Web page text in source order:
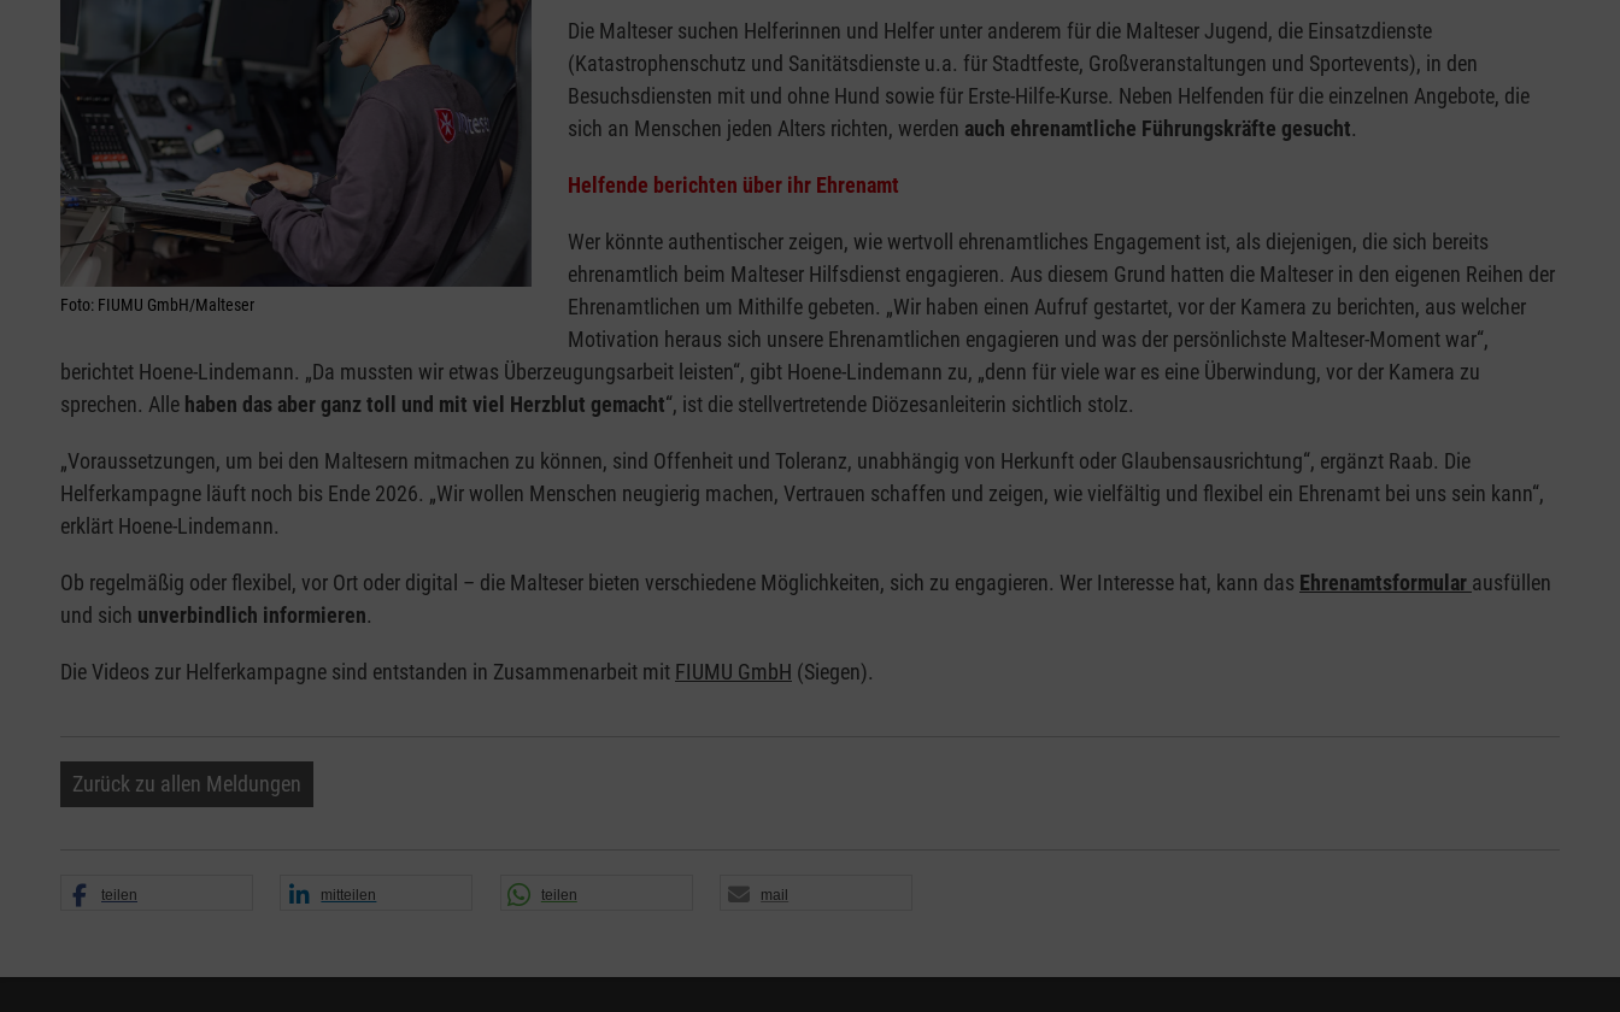
Foto: FIUMU GmbH/Malteser
Die Malteser suchen Helferinnen und Helfer unter anderem für die Malteser Jugend, die Einsatzdienste
(Katastrophenschutz und Sanitätsdienste u.a. für Stadtfeste, Großveranstaltungen und Sportevents), in den
Besuchsdiensten mit und ohne Hund sowie für Erste-Hilfe-Kurse. Neben Helfenden für die einzelnen Angebote, die
sich an Menschen jeden Alters richten, werden auch ehrenamtliche Führungskräfte gesucht.
Helfende berichten über ihr Ehrenamt
Wer könnte authentischer zeigen, wie wertvoll ehrenamtliches Engagement ist, als diejenigen, die sich bereits
ehrenamtlich beim Malteser Hilfsdienst engagieren. Aus diesem Grund hatten die Malteser in den eigenen Reihen der
Ehrenamtlichen um Mithilfe gebeten. „Wir haben einen Aufruf gestartet, vor der Kamera zu berichten, aus welcher
Motivation heraus sich unsere Ehrenamtlichen engagieren und was der persönlichste Malteser-Moment war“,
berichtet Hoene-Lindemann. „Da mussten wir etwas Überzeugungsarbeit leisten“, gibt Hoene-Lindemann zu, „denn für viele war es eine Überwindung, vor der Kamera zu
sprechen. Alle haben das aber ganz toll und mit viel Herzblut gemacht“, ist die stellvertretende Diözesanleiterin sichtlich stolz.
„Voraussetzungen, um bei den Maltesern mitmachen zu können, sind Offenheit und Toleranz, unabhängig von Herkunft oder Glaubensausrichtung“, ergänzt Raab. Die
Helferkampagne läuft noch bis Ende 2026. „Wir wollen Menschen neugierig machen, Vertrauen schaffen und zeigen, wie vielfältig und flexibel ein Ehrenamt bei uns sein kann“,
erklärt Hoene-Lindemann.
Ob regelmäßig oder flexibel, vor Ort oder digital – die Malteser bieten verschiedene Möglichkeiten, sich zu engagieren. Wer Interesse hat, kann das Ehrenamtsformular ausfüllen
und sich unverbindlich informieren.
Die Videos zur Helferkampagne sind entstanden in Zusammenarbeit mit FIUMU GmbH (Siegen).
Zurück zu allen Meldungen
teilen mitteilen teilen mail